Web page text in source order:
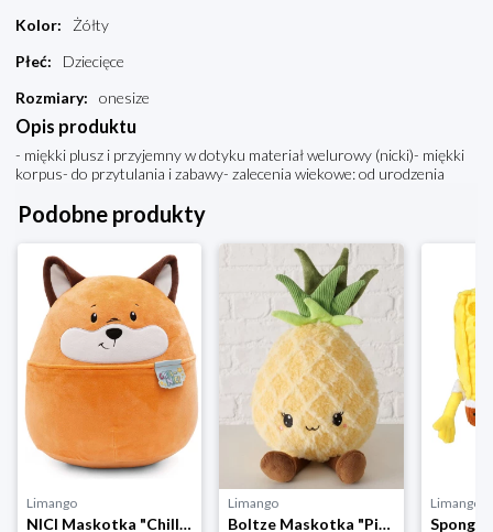
Kolor:
Żółty
Płeć:
Dziecięce
Rozmiary: onesize
Opis produktu
- miękki plusz i przyjemny w dotyku materiał welurowy (nicki)- miękki
korpus- do przytulania i zabawy- zalecenia wiekowe: od urodzenia
Podobne produkty
Limango
NICI Maskotka "Chill-NICI Fox" - 0+ rozmiar: onesize
Limango
Boltze Maskotka "Piney" w kolorze żółtym - 0+ rozmiar: onesize
Limango